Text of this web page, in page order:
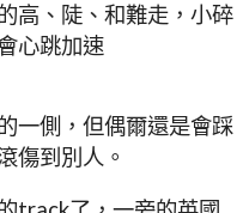
高、陡、和難走，小碎
心跳加速
一側，但偶爾還是會踩
傷到別人。